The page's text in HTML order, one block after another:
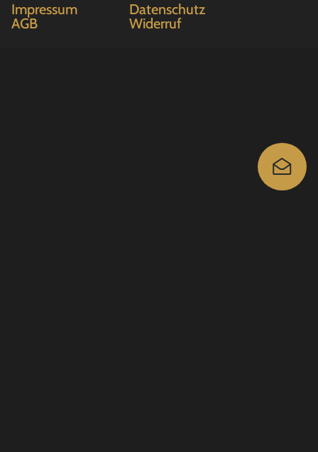
Impressum
Datenschutz
AGB
Widerruf